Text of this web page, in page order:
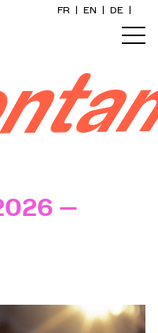
FR EN DE
—Información práctica
La Gaceta del Concierto